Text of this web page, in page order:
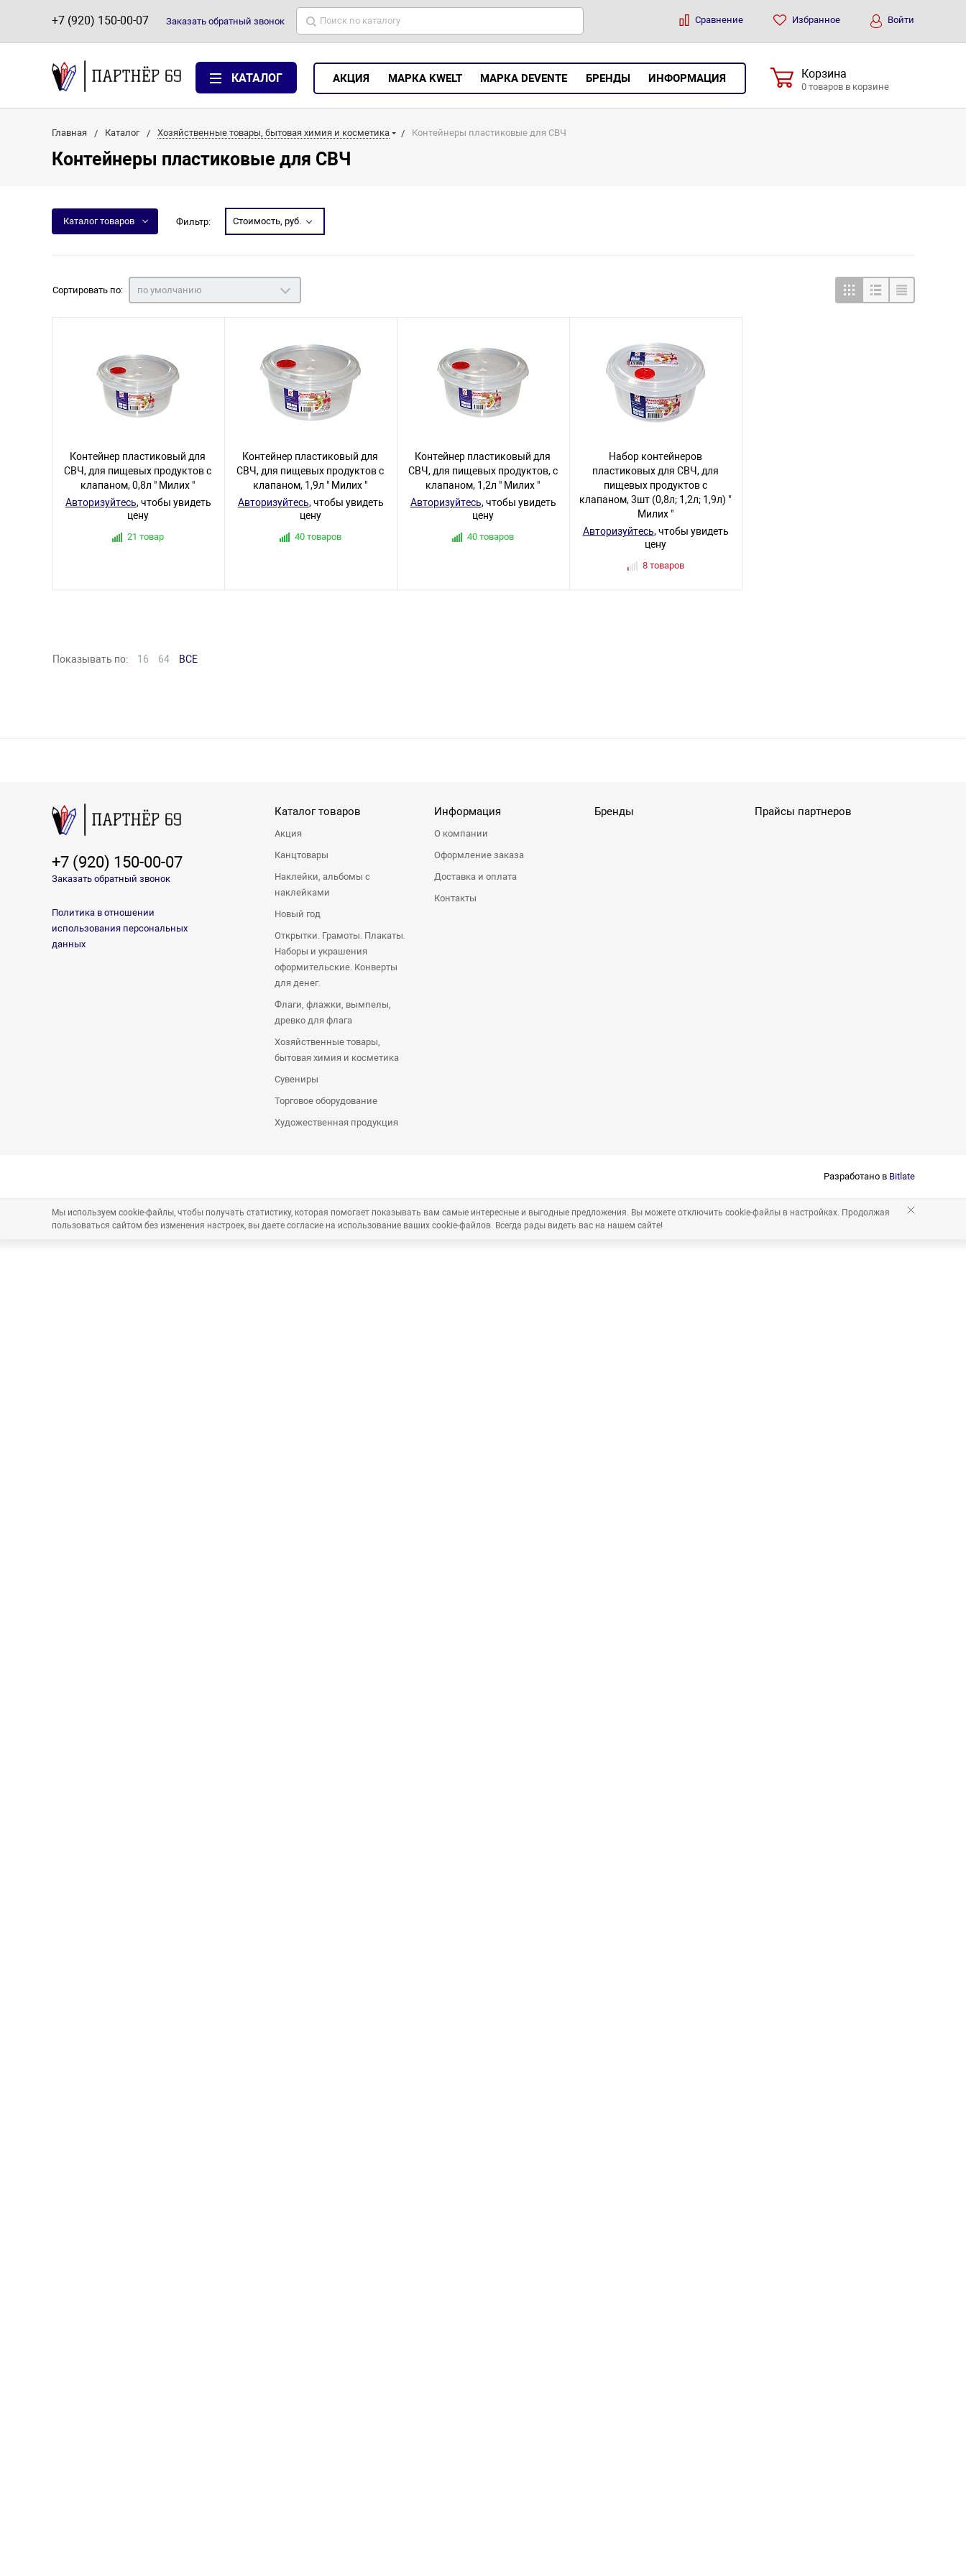
+7 (920) 150-00-07 Заказать обратный звонок Сравнение Избранное Войти
КАТАЛОГ АКЦИЯ МАРКА KWELT МАРКА DEVENTE БРЕНДЫ ИНФОРМАЦИЯ Корзина
0 товаров в корзине
Главная Каталог Хозяйственные товары, бытовая химия и косметика Контейнеры пластиковые для СВЧ
Контейнеры пластиковые для СВЧ
Каталог товаров Фильтр: Стоимость, руб.
Сортировать по: по умолчанию
Контейнер пластиковый для
СВЧ, для пищевых продуктов с
клапаном, 0,8л " Милих "
Авторизуйтесь, чтобы увидеть
цену
21 товар
Контейнер пластиковый для
СВЧ, для пищевых продуктов с
клапаном, 1,9л " Милих "
Авторизуйтесь, чтобы увидеть
цену
40 товаров
Контейнер пластиковый для
СВЧ, для пищевых продуктов, с
клапаном, 1,2л " Милих "
Авторизуйтесь, чтобы увидеть
цену
40 товаров
Набор контейнеров
пластиковых для СВЧ, для
пищевых продуктов с
клапаном, 3шт (0,8л; 1,2л; 1,9л) "
Милих "
Авторизуйтесь, чтобы увидеть
цену
8 товаров
Показывать по: 16 64 ВСЕ
+7 (920) 150-00-07
Заказать обратный звонок
Политика в отношении
использования персональных
данных
Каталог товаров
Акция
Канцтовары
Наклейки, альбомы с
наклейками
Новый год
Открытки. Грамоты. Плакаты.
Наборы и украшения
оформительские. Конверты
для денег.
Флаги, флажки, вымпелы,
древко для флага
Хозяйственные товары,
бытовая химия и косметика
Сувениры
Торговое оборудование
Художественная продукция
Информация
О компании
Оформление заказа
Доставка и оплата
Контакты
Бренды Прайсы партнеров
Разработано в Bitlate
Мы используем cookie-файлы, чтобы получать статистику, которая помогает показывать вам самые интересные и выгодные предложения. Вы можете отключить cookie-файлы в настройках. Продолжая
пользоваться сайтом без изменения настроек, вы даете согласие на использование ваших cookie-файлов. Всегда рады видеть вас на нашем сайте!